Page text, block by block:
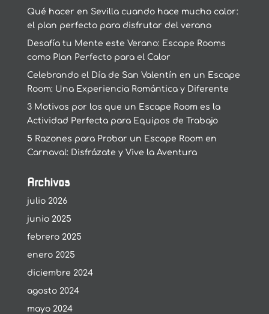
Qué hacer en Sevilla cuando hace mucho calor:
el plan perfecto para disfrutar del verano
Desafía tu Mente este Verano: Escape Rooms
como Plan Perfecto para el Calor
Celebrando el Día de San Valentín en un Escape
Room: Una Experiencia Romántica y Diferente
3 Motivos por los que un Escape Room es la
Actividad Perfecta para Equipos de Trabajo
5 Razones para Probar un Escape Room en
Carnaval: Disfrázate y Vive la Aventura
Archivos
julio 2026
junio 2025
febrero 2025
enero 2025
diciembre 2024
agosto 2024
mayo 2024